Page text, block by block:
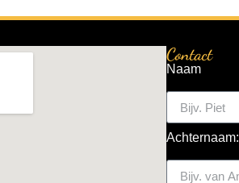
Contact
Naam
Achternaam: